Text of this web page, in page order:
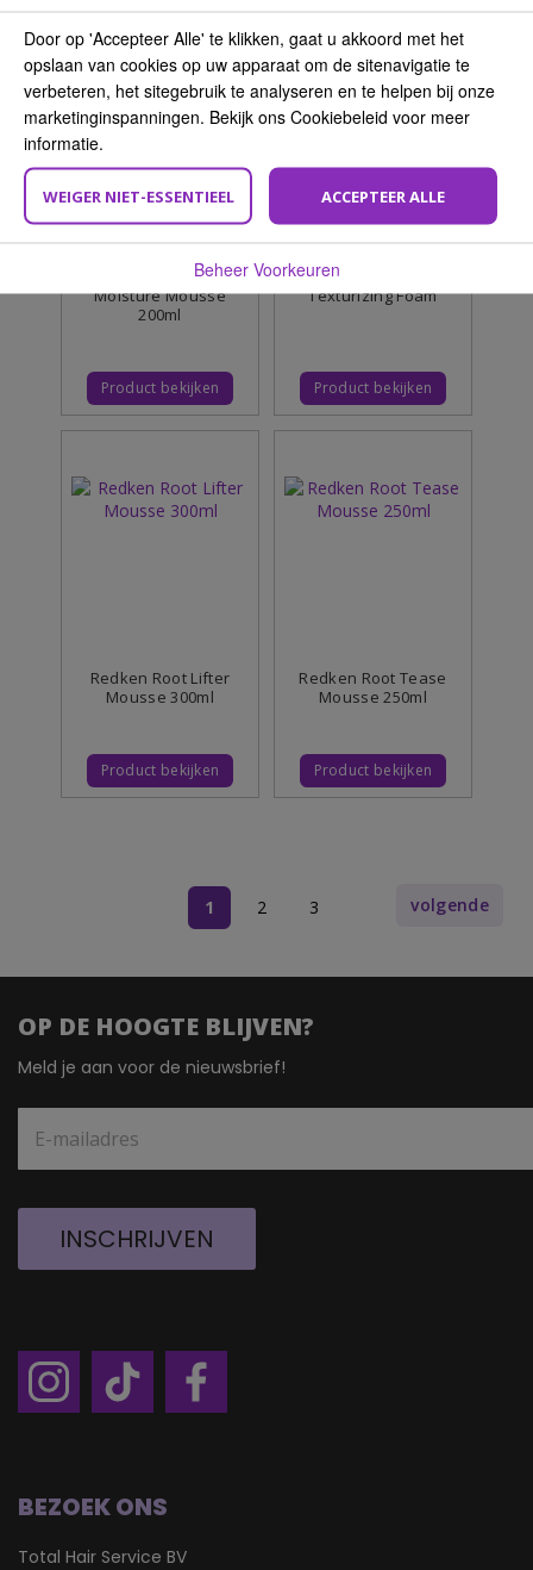
EVO - Whip It Good
Moisture Mousse
200ml
Product bekijken
Living Proof Full
Texturizing Foam
Product bekijken
Redken Root Lifter
Mousse 300ml
Product bekijken
Redken Root Tease
Mousse 250ml
Product bekijken
U
pagina
1 Pagina
2 Pagina
3 Pagina
volgende
OP DE HOOGTE BLIJVEN?
Meld je aan voor de nieuwsbrief!
INSCHRIJVEN
BEZOEK ONS
Total Hair Service BV
Door op 'Accepteer Alle' te klikken, gaat u akkoord met het
opslaan van cookies op uw apparaat om de sitenavigatie te
verbeteren, het sitegebruik te analyseren en te helpen bij onze
marketinginspanningen. Bekijk ons Cookiebeleid voor meer
informatie.
WEIGER NIET-ESSENTIEEL ACCEPTEER ALLE
Beheer Voorkeuren